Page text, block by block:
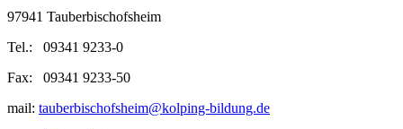
97941 Tauberbischofsheim
Tel.: 09341 9233-0
Fax: 09341 9233-50
mail: tauberbischofsheim@kolping-bildung.de